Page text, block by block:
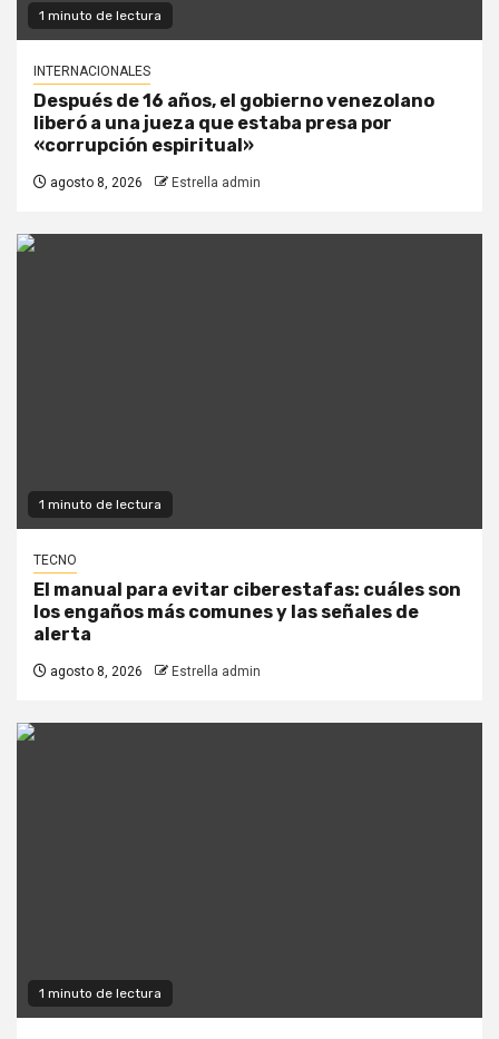
1 minuto de lectura
INTERNACIONALES
Después de 16 años, el gobierno venezolano
liberó a una jueza que estaba presa por
«corrupción espiritual»
agosto 8, 2026 Estrella admin
1 minuto de lectura
TECNO
El manual para evitar ciberestafas: cuáles son
los engaños más comunes y las señales de
alerta
agosto 8, 2026 Estrella admin
1 minuto de lectura